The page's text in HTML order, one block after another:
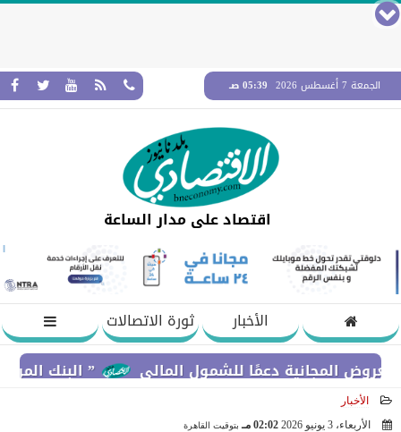
الجمعة 7 أغسطس 2026 05:39 صـ
اقتصاد على مدار الساعة
الأخبار
ثورة الاتصالات
” البنك المركزي” : معدلات الشمول المالي
دعمًا للشمول المالي
الأخبار
الأربعاء، 3 يونيو 2026
02:02 مـ بتوقيت القاهرة